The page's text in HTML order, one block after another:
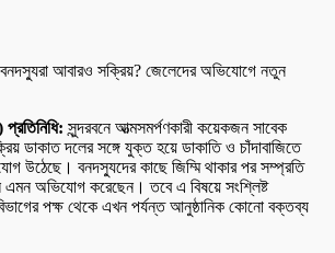
সুন্দরবনে আত্মসমর্পণকারী কয়েকজন সাবেক
ডাকাত দলের সঙ্গে যুক্ত হয়ে ডাকাতি ও চাঁদাবাজিতে
উঠেছে। বনদস্যুদের কাছে জিম্মি থাকার পর সম্প্রতি
অভিযোগ করেছেন। তবে এ বিষয়ে সংশ্লিষ্ট
পক্ষ থেকে এখন পর্যন্ত আনুষ্ঠানিক কোনো বক্তব্য